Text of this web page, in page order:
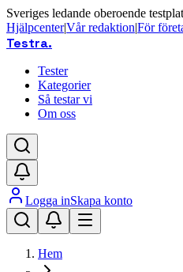
Sveriges ledande oberoende
Hjälpcenter|Vår redaktion|För
Testra.
Tester
Kategorier
Så testar vi
Om oss
Logga inSkapa konto
Hem